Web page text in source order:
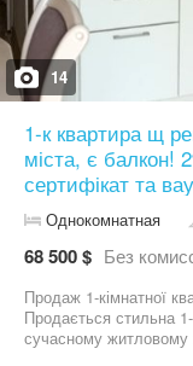
14
1-к квартира щ
міста, є балкон!
сертифікат та
Однокомнатная
68 500 $ Без
Продаж 1-кімнатної
Продається стильна
сучасному